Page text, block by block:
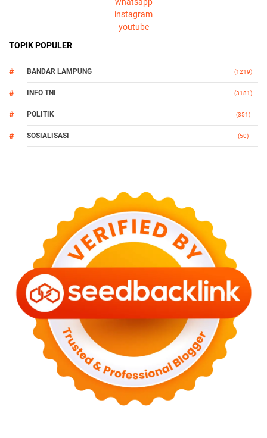
whatsapp
instagram
youtube
TOPIK POPULER
BANDAR LAMPUNG (1219)
INFO TNI (3181)
POLITIK (351)
SOSIALISASI (50)